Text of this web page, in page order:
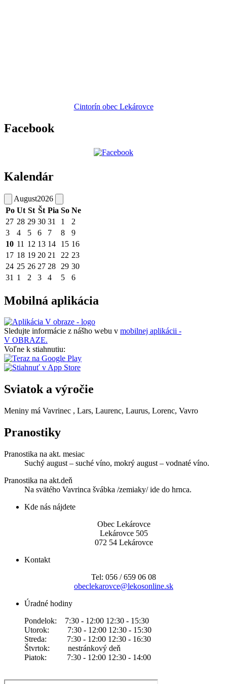
Cintorín obec Lekárovce
Facebook
Kalendár
August2026
Po Ut St Št Pia So Ne
27 28 29 30 31 1
2
3
4 5 6 7 8
9
10 11 12 13 14 15 16
17 18 19 20 21 22 23
24 25 26 27 28 29 30
31 1 2 3 4 5 6
Mobilná aplikácia
Sledujte informácie z nášho webu v mobilnej aplikácii -
V OBRAZE.
Voľne k stiahnutiu:
Sviatok a výročie
Meniny má Vavrinec , Lars, Laurenc, Laurus, Lorenc, Vavro
Pranostiky
Pranostika na akt. mesiac
Suchý august – suché víno, mokrý august – vodnaté víno.
Pranostika na akt.deň
Na svätého Vavrinca švábka /zemiaky/ ide do hrnca.
Kde nás nájdete
Obec Lekárovce
Lekárovce 505
072 54 Lekárovce
Kontakt
Tel: 056 / 659 06 08
obeclekarovce@lekosonline.sk
Úradné hodiny
Pondelok: 7:30 - 12:00 12:30 - 15:30
Utorok: 7:30 - 12:00 12:30 - 15:30
Streda: 7:30 - 12:00 12:30 - 16:30
Štvrtok: nestránkový deň
Piatok: 7:30 - 12:00 12:30 - 14:00